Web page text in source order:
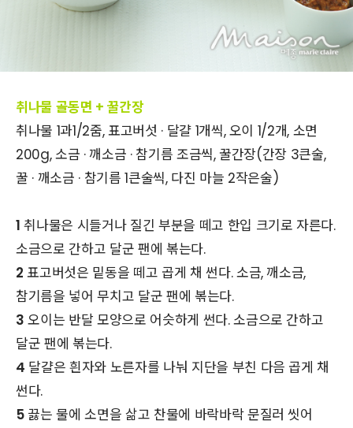
취나물 골동면 + 꿀간장
취나물 1과1/2줌, 표고버섯 · 달걀 1개씩, 오이 1/2개, 소면
200g, 소금 · 깨소금 · 참기름 조금씩, 꿀간장(간장 3큰술,
꿀 · 깨소금 · 참기름 1큰술씩, 다진 마늘 2작은술)
1 취나물은 시들거나 질긴 부분을 떼고 한입 크기로 자른다.
소금으로 간하고 달군 팬에 볶는다.
2 표고버섯은 밑동을 떼고 곱게 채 썬다. 소금, 깨소금,
참기름을 넣어 무치고 달군 팬에 볶는다.
3 오이는 반달 모양으로 어슷하게 썬다. 소금으로 간하고
달군 팬에 볶는다.
4 달걀은 흰자와 노른자를 나눠 지단을 부친 다음 곱게 채
썬다.
5끓는 물에 소면을 삶고 찬물에 바락바락 문질러 씻어